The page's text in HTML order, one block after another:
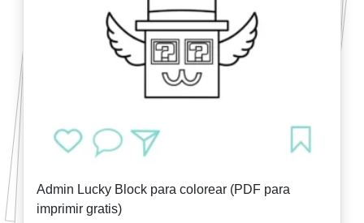
Admin Lucky Block para colorear (PDF para
imprimir gratis)